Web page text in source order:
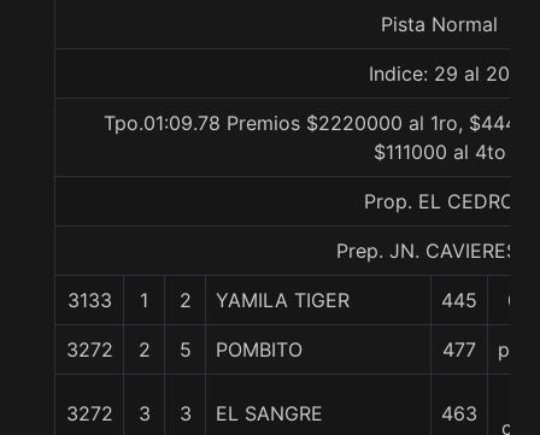
Pista Normal
Indice: 29 al 20
Tpo.01:09.78 Premios $2220000 al 1ro,
$111000 al 4to
Prop. EL CEDRO
Prep. JN. CAVIERES
3133 1 2 YAMILA TIGER 445 0/0
3272 2 5 POMBITO 477
3272 3 3 EL SANGRE 463